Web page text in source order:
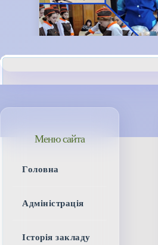
Меню сайта
Головна
Адміністрація
Історія закладу